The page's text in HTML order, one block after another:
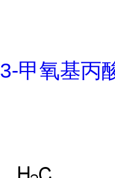
3-甲氧基丙